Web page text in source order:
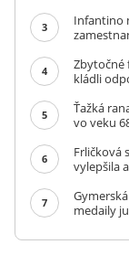
3
Infantino
4
Zbytočné
kládli
5
Ťažká
vo veku
6
Frličková
vylepšila
7
medaily